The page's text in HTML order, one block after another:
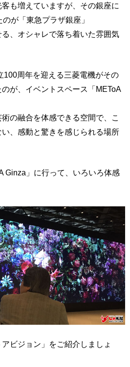
も増えていますが、その銀座に
が「東急プラザ銀座」
、オシャレで落ち着いた雰囲気
100周年を迎える三菱電機がその
が、イベントスペース「METoA
の融合を体感できる空間で、こ
、感動と驚きを感じられる場所
Ginza」に行って、いろいろ体感
ビジョン」をご紹介しましょ